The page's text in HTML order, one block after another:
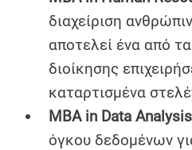
διαχείριση
αποτελεί ένα από
διοίκησης
καταρτισμένα
MBA in Data Analysis
όγκου δεδομένων